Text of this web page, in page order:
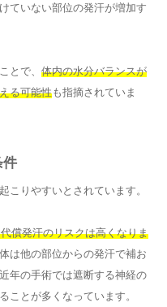
ていない部位の発汗が増加す
とで、 体内の水分バランスが
る可能性も指摘されていま
件
こりやすいとされています。
償発汗のリスクは高くなりま
は他の部位からの発汗で補お
年の手術では遮断する神経の
ことが多くなっています。